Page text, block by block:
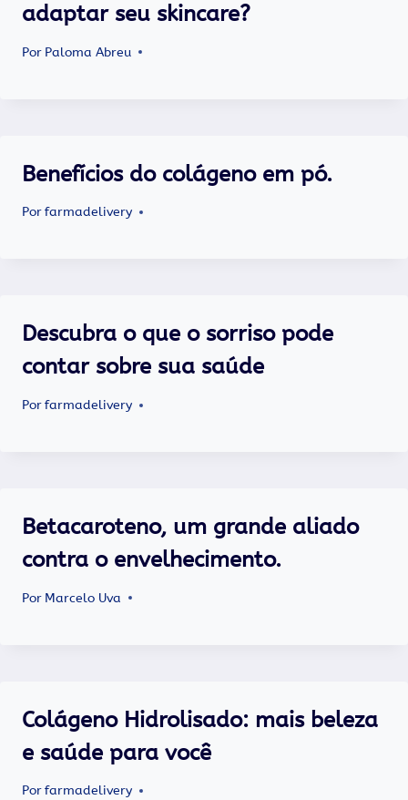
adaptar seu skincare?
Por Paloma Abreu
Benefícios do colágeno em pó.
Porfarmadelivery
Descubra o que o sorriso pode
contar sobre sua saúde
Porfarmadelivery
Betacaroteno, um grande aliado
contra o envelhecimento.
Por Marcelo Uva
Colágeno Hidrolisado: mais beleza
e saúde para você
Porfarmadelivery